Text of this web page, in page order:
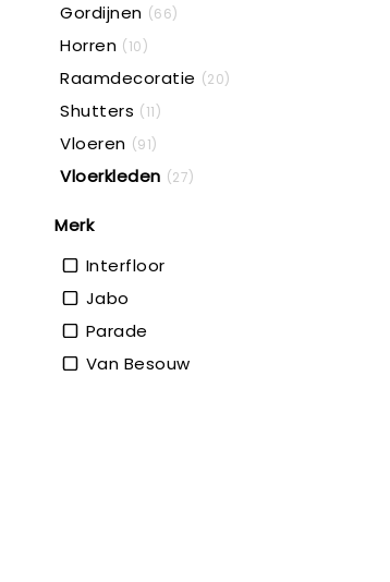
Gordijnen (66)
Horren (10)
Raamdecoratie (20)
Shutters (11)
Vloeren (91)
Vloerkleden (27)
Merk
Interfloor
Jabo
Parade
Van Besouw